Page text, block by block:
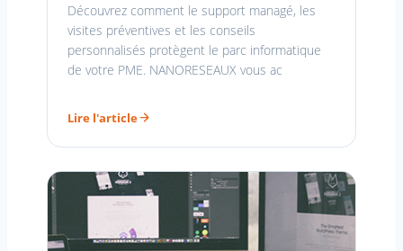
Découvrez comment le support managé, les
visites préventives et les conseils
personnalisés protègent le parc informatique
de votre PME. NANORESEAUX vous ac
Lire l'article